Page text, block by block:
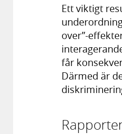
Ett viktigt
over”-
får
Därmed är